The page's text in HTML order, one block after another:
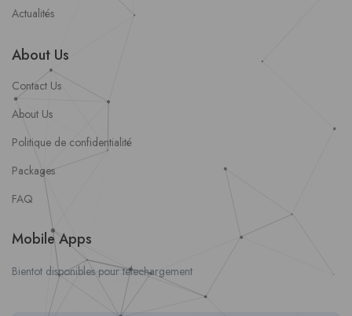
Actualités
About Us
Contact Us
About Us
Politique de confidentialité
Packages
FAQ
Mobile Apps
Bientot disponibles pour telechargement